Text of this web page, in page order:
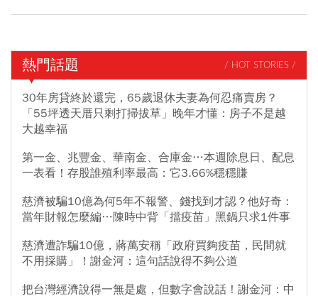
熱門話題 / HOT STORIES /
30年房貸終於還完，65歲退休夫妻為何忍痛賣房？
「55坪透天厝只剩打掃拔草」晚年才懂：房子不是越
大越幸福
第一金、兆豐金、華南金、合庫金…本週除息日、配息
一表看！存股誰殖利率最高：它3.66%穩穩賺
慈濟被騙10億為何5年不報警、錢找到才認？他好奇：
當年財報怎麼編…陳時中背「擋疫苗」黑鍋只求1件事
慈濟遭詐騙10億，蔣萬安稱「政府買夠疫苗，民間就
不用採購」！謝金河：這句話說得不夠公道
把台灣經濟說得一無是處，但數字會說話！謝金河：中